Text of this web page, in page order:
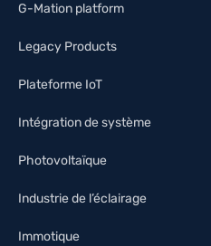
G-Mation platform
Legacy Products
Plateforme IoT
Intégration de système
Photovoltaïque
Industrie de l’éclairage
Immotique